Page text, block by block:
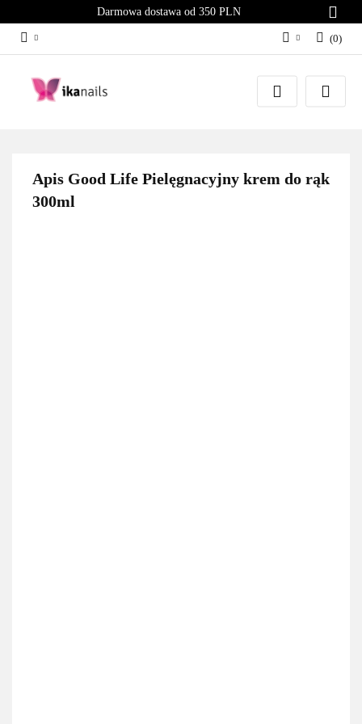
Darmowa dostawa od 350 PLN
Zaloguj się
Załóż konto
(0)
Apis Good Life Pielęgnacyjny krem do rąk
300ml